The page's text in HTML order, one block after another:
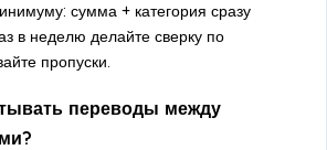
сумма + категория сразу
в неделю делайте сверку по
пропуски.
переводы между